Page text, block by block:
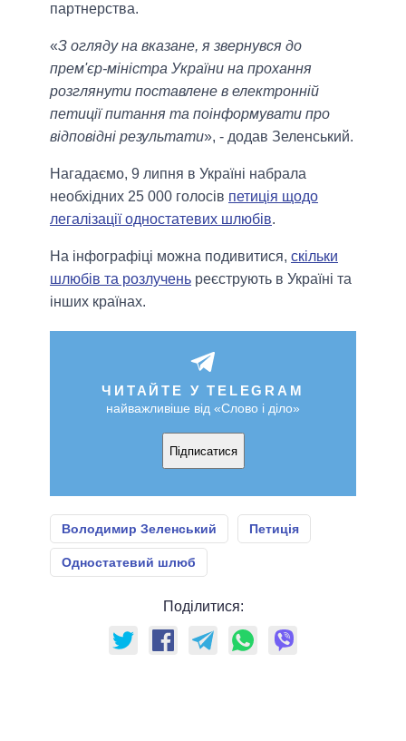
партнерства.
«З огляду на вказане, я звернувся до
прем'єр-міністра України на прохання
розглянути поставлене в електронній
петиції питання та поінформувати про
відповідні результати», - додав Зеленський.
Нагадаємо, 9 липня в Україні набрала
необхідних 25 000 голосів петиція щодо
легалізації одностатевих шлюбів.
На інфографіці можна подивитися, скільки
шлюбів та розлучень реєструють в Україні та
інших країнах.
ЧИТАЙТЕ У TELEGRAM
найважливіше від «Слово і діло»
Підписатися
Володимир Зеленський Петиція
Одностатевий шлюб
Поділитися: